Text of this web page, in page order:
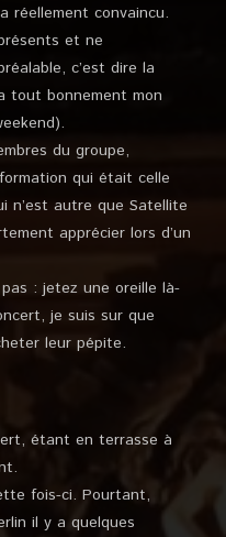
réellement convaincu.
et ne
c’est dire la
tout bonnement mon
du groupe,
qui était celle
n’est autre que Satellite
apprécier lors d’un
: jetez une oreille là-
je suis sur que
leur pépite.
étant en terrasse à
fois-ci. Pourtant,
il y a quelques